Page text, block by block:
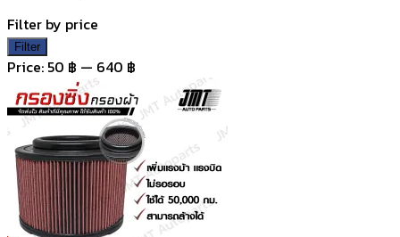
Filter by price
Min
price
Max
price
Filter
Price: 50 ฿ — 640 ฿